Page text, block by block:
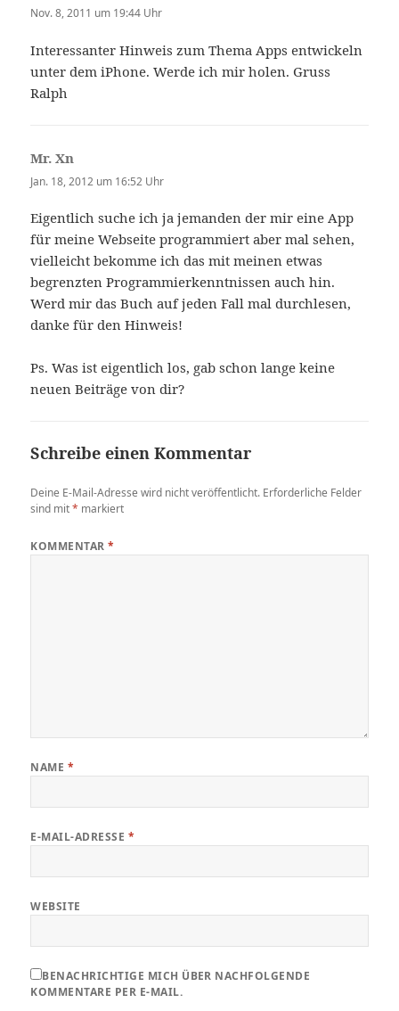
Nov. 8, 2011 um 19:44 Uhr
Interessanter Hinweis zum Thema Apps entwickeln
unter dem iPhone. Werde ich mir holen. Gruss
Ralph
Mr. Xn
Jan. 18, 2012 um 16:52 Uhr
Eigentlich suche ich ja jemanden der mir eine App
für meine Webseite programmiert aber mal sehen,
vielleicht bekomme ich das mit meinen etwas
begrenzten Programmierkenntnissen auch hin.
Werd mir das Buch auf jeden Fall mal durchlesen,
danke für den Hinweis!
Ps. Was ist eigentlich los, gab schon lange keine
neuen Beiträge von dir?
Schreibe einen Kommentar
Deine E-Mail-Adresse wird nicht veröffentlicht. Erforderliche Felder
sind mit* markiert
KOMMENTAR*
NAME *
E-MAIL-ADRESSE *
WEBSITE
BENACHRICHTIGE MICH ÜBER NACHFOLGENDE
KOMMENTARE PER E-MAIL.